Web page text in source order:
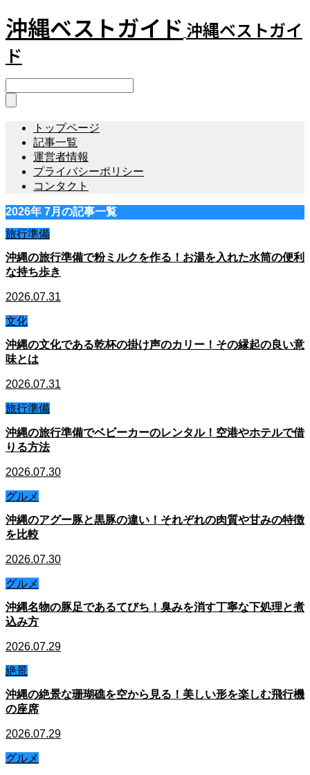
沖縄ベストガイド 沖縄ベストガイ
ド
トップページ
記事一覧
運営者情報
プライバシーポリシー
コンタクト
2026年 7月の記事一覧
旅行準備
沖縄の旅行準備で粉ミルクを作る！お湯を入れた水筒の便利
な持ち歩き
2026.07.31
文化
沖縄の文化である乾杯の掛け声のカリー！その縁起の良い意
味とは
2026.07.31
旅行準備
沖縄の旅行準備でベビーカーのレンタル！空港やホテルで借
りる方法
2026.07.30
グルメ
沖縄のアグー豚と黒豚の違い！それぞれの肉質や甘みの特徴
を比較
2026.07.30
グルメ
沖縄名物の豚足であるてびち！臭みを消す丁寧な下処理と煮
込み方
2026.07.29
絶景
沖縄の絶景な珊瑚礁を空から見る！美しい形を楽しむ飛行機
の座席
2026.07.29
グルメ